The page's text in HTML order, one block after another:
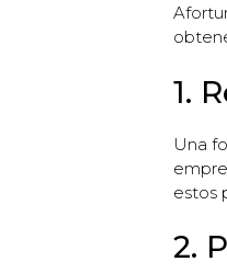
1.
Una
estos
2.